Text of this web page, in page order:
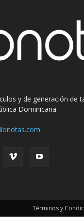
y de generación de
Dominicana.
Términos y